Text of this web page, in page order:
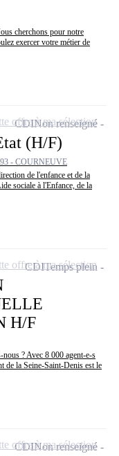
cherchons pour notre
exercer votre métier de
(H/F)
93 - COURNEUVE
de l'enfance et de la
sociale à l'Enfance, de la
CDINon renseigné
offre à ma sélection
H/F
? Avec 8 000 agent-e-s
de la Seine-Saint-Denis est le
CDITemps plein
offre à ma sélection
CDINon renseigné
offre à ma sélection